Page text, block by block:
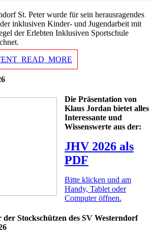
St. Peter wurde für sein herausragendes
inklusiven Kinder- und Jugendarbeit mit
der Erlebten Inklusiven Sportschule
Die Präsentation von
Klaus Jordan bietet alles
Interessante und
Wissenswerte aus der:
JHV 2026 als
PDF
Bitte klicken und am
Handy, Tablet oder
Computer öffnen.
Stockschützen des SV Westerndorf